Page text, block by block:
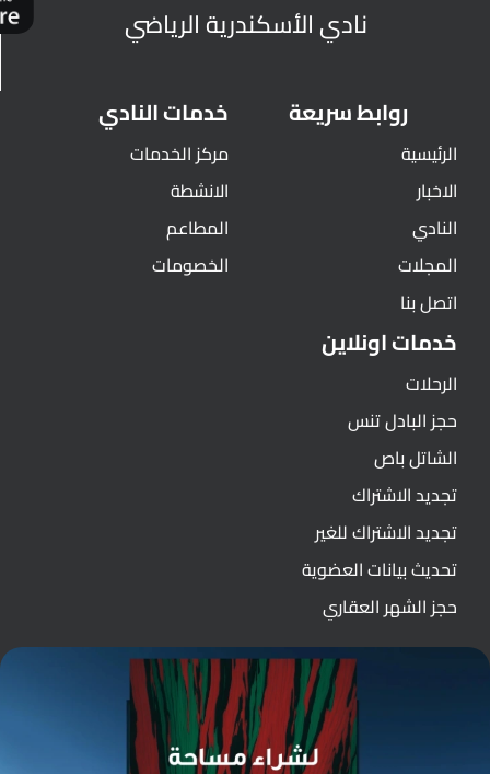
نادي الأسكندرية الرياضي
روابط سريعة
الرئيسية
الاخبار
النادي
المجلات
اتصل بنا
خدمات النادي
مركز الخدمات
الانشطة
المطاعم
الخصومات
خدمات اونلاين
الرحلات
حجز البادل تنس
الشاتل باص
تجديد الاشتراك
تجديد الاشتراك للغير
تحديث بيانات العضوية
حجز الشهر العقاري